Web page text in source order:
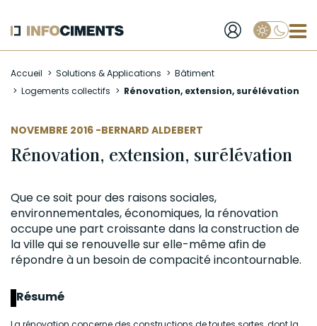
au
contenu
Accueil Solutions & Applications
Bâtiment
Logements collectifs
Rénovation, extension, surélévation
NOVEMBRE 2016 -
AUTEUR BERNARD ALDEBERT
Rénovation, extension, surélévation
Que ce soit pour des raisons sociales,
environnementales, économiques, la rénovation
occupe une part croissante dans la construction de
la ville qui se renouvelle sur elle-même afin de
répondre à un besoin de compacité incontournable.
Résumé